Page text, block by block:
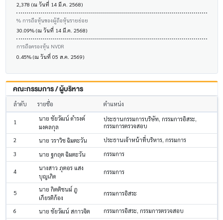
2,378 (ณ วันที่ 14 มี.ค. 2568)
% การถือหุ้นของผู้ถือหุ้นรายย่อย
30.09% (ณ วันที่ 14 มี.ค. 2568)
การถือครองหุ้น NVDR
0.45% (ณ วันที่ 05 ส.ค. 2569)
คณะกรรมการ / ผู้บริหาร
ลำดับ รายชื่อ ตำแหน่ง
1
นาย ชัยวัฒน์ ดำรงค์
มงคลกุล
ประธานกรรมการบริษัท, กรรมการอิสระ,
กรรมการตรวจสอบ
2
นาย วราวิช ฉิมตะวัน
ประธานเจ้าหน้าที่บริหาร, กรรมการ
3
นาย ฐกฤต ฉิมตะวัน กรรมการ
4
นางสาว ภุตอร แสง
บุญเกิด
กรรมการ
5
นาย กิตติชนม์ ภู
เกียรติก้อง
กรรมการอิสระ
6 นาย ชัยวัฒน์ สกาวจิต กรรมการอิสระ, กรรมการตรวจสอบ